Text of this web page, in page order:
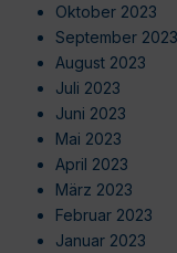
Oktober 2023
September 2023
August 2023
Juli 2023
Juni 2023
Mai 2023
April 2023
März 2023
Februar 2023
Januar 2023